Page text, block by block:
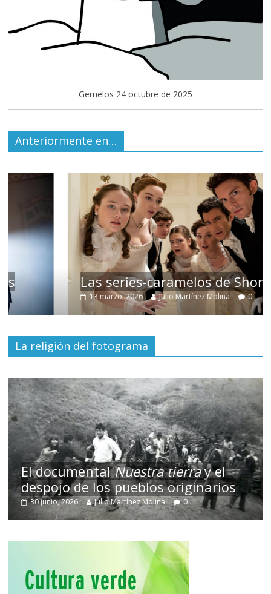
Gemelos 24 octubre de 2025
Anteriormente en…
Las series-caramelos de Shondaland
13 marzo, 2026 Julio Martínez Molina 0
La religión del fotograma
El documentalNuestra tierray el
despojo de los pueblos originarios
30 junio, 2026 Julio Martínez Molina 0